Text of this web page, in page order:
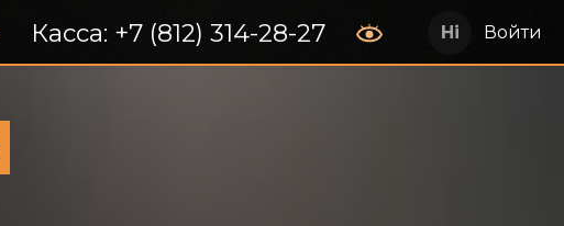
Касса: +7 (812) 314-28-27 Войти